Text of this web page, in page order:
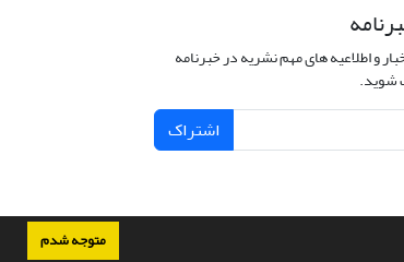
متوجه شدم
و اطلاعیه های مهم نشریه در خبرنامه
شوید.
اشتراک